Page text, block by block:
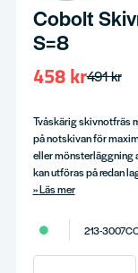
Cobolt
S=8
491 kr
458 kr
Tvåskärig skivnotfräs
på notskivan för
eller mönsterläggning
kan utföras på redan
Läs mer
213-